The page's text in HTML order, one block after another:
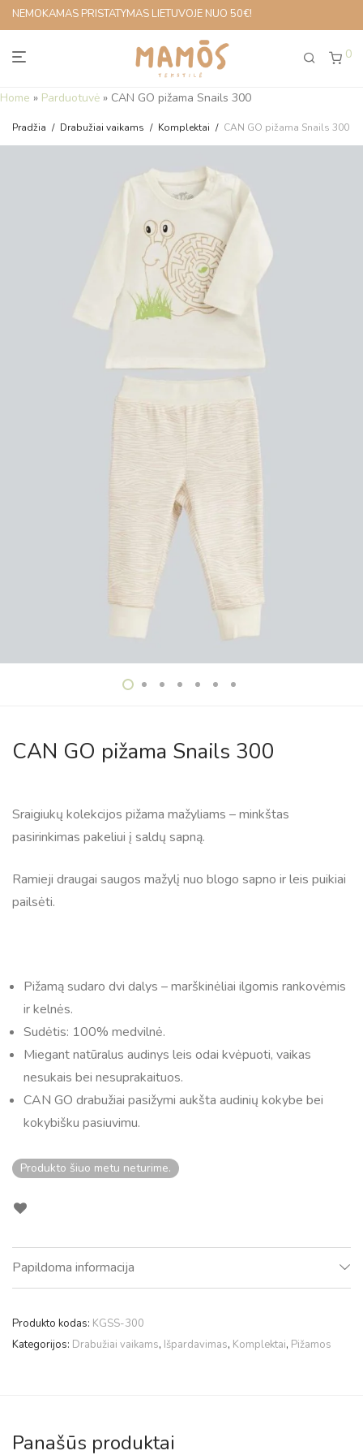
NEMOKAMAS PRISTATYMAS LIETUVOJE NUO 50€!
0
Home » Parduotuvė » CAN GO pižama Snails 300
Pradžia / Drabužiai vaikams / Komplektai / CAN GO pižama Snails 300
CAN GO pižama Snails 300
Sraigiukų kolekcijos pižama mažyliams – minkštas
pasirinkimas pakeliui į saldų sapną.
Ramieji draugai saugos mažylį nuo blogo sapno ir leis puikiai
pailsėti.
Pižamą sudaro dvi dalys – marškinėliai ilgomis rankovėmis
ir kelnės.
Sudėtis: 100% medvilnė.
Miegant natūralus audinys leis odai kvėpuoti, vaikas
nesukais bei nesuprakaituos.
CAN GO drabužiai pasižymi aukšta audinių kokybe bei
kokybišku pasiuvimu.
Produkto šiuo metu neturime.
Papildoma informacija
Produkto kodas: KGSS-300
Kategorijos: Drabužiai vaikams, Išpardavimas, Komplektai, Pižamos
Panašūs produktai